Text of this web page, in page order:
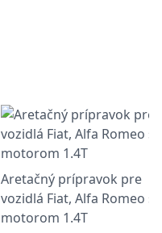
Aretačný prípravok pre
vozidlá Fiat, Alfa Romeo s
motorom 1.4T